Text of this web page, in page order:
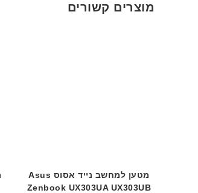
מוצרים קשורים
מטען למחשב נייד אסוס Asus
Zenbook UX303UA UX303UB